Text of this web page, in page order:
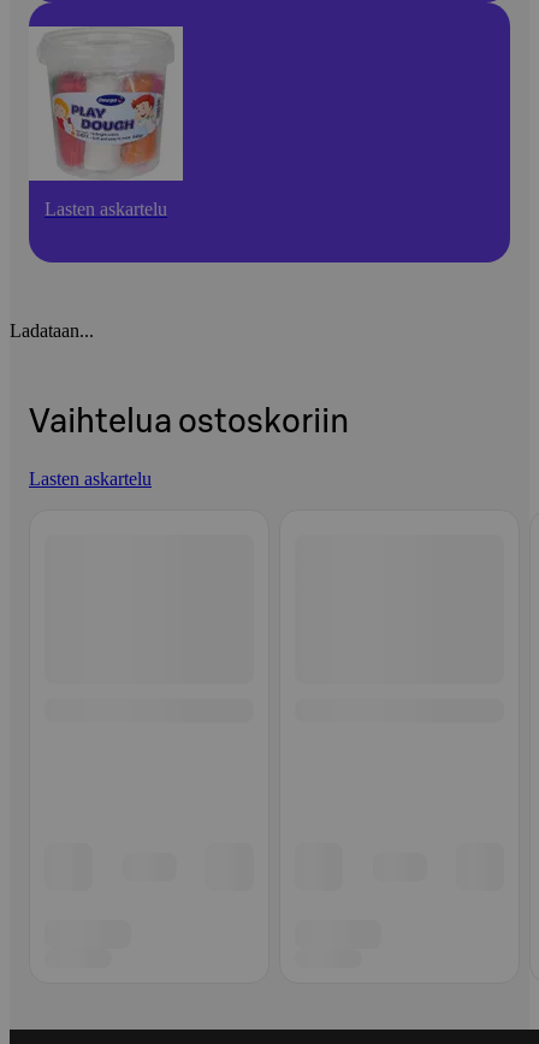
Lasten askartelu
Ladataan...
Vaihtelua ostoskoriin
Lasten askartelu